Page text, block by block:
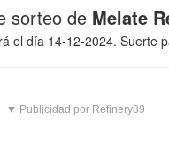
sorteo de Melate
el día 14-12-2024. Suerte
▼ Publicidad por Refinery89